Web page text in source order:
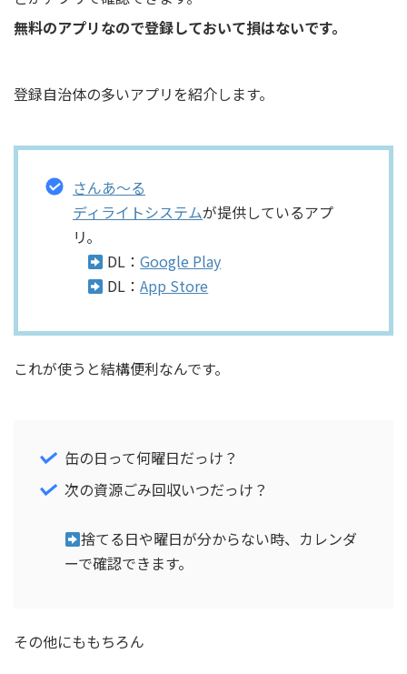
無料のアプリなので登録しておいて損はないです。
登録自治体の多いアプリを紹介します。
さんあ〜る
ディライトシステムが提供しているアプ
リ。
DL：Google Play
DL：App Store
これが使うと結構便利なんです。
缶の日って何曜日だっけ？
次の資源ごみ回収いつだっけ？
捨てる日や曜日が分からない時、カレンダ
ーで確認できます。
その他にももちろん